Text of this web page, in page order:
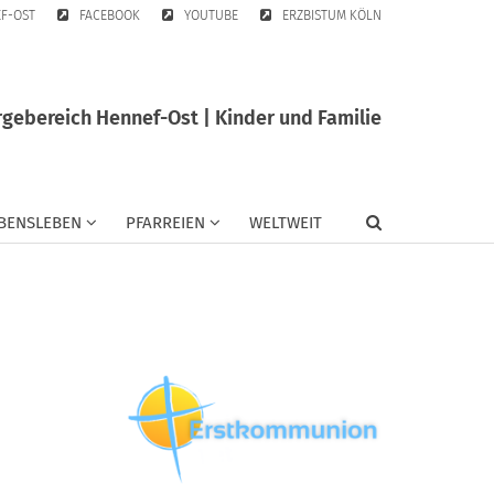
OST FACEBOOK YOUTUBE ERZBISTUM KÖLN
Hennef-Ost | Kinder und Familie
PFARREIEN WELTWEIT